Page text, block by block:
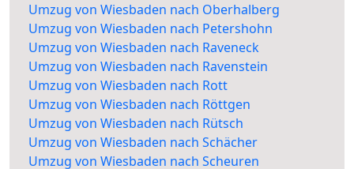
Umzug von Wiesbaden nach Oberhalberg
Umzug von Wiesbaden nach Petershohn
Umzug von Wiesbaden nach Raveneck
Umzug von Wiesbaden nach Ravenstein
Umzug von Wiesbaden nach Rott
Umzug von Wiesbaden nach Röttgen
Umzug von Wiesbaden nach Rütsch
Umzug von Wiesbaden nach Schächer
Umzug von Wiesbaden nach Scheuren